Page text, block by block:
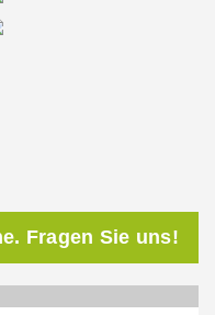
Fragen Sie uns!